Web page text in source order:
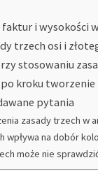
i wysokości
trzech osi i
stosowaniu
kroku
pytania
zasady trzech w
wpływa na dobór
może nie